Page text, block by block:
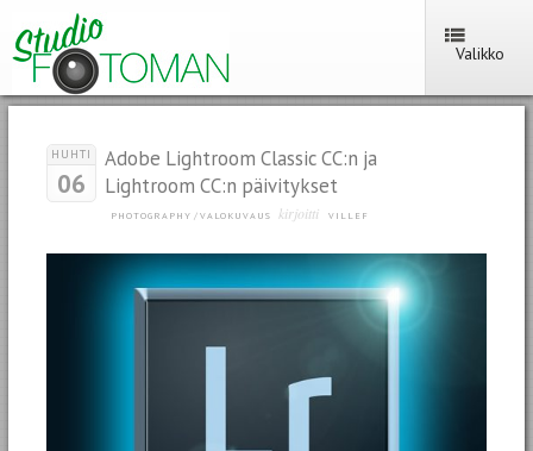
Valikko
HUHTI
06
Adobe Lightroom Classic CC:n ja
Lightroom CC:n päivitykset
PHOTOGRAPHY / VALOKUVAUS kirjoitti VILLEF